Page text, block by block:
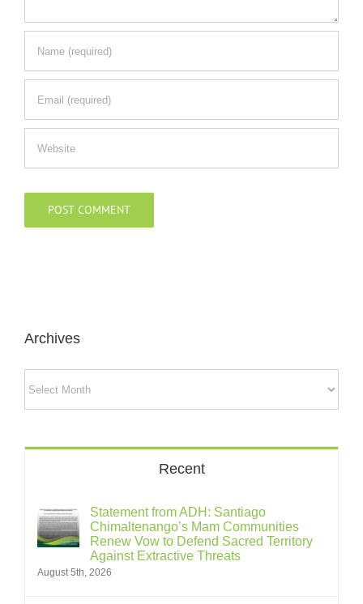
Archives
Recent
Statement from ADH: Santiago
Chimaltenango’s Mam Communities
Renew Vow to Defend Sacred Territory
Against Extractive Threats
August 5th, 2026